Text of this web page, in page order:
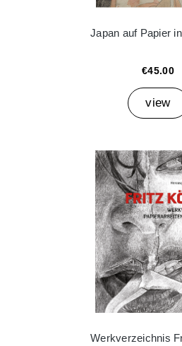
Japan auf Papier
€45.00
view
Werkverzeichnis